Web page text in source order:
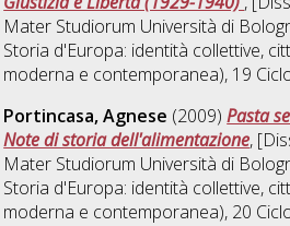
Mater Studiorum Università di
Storia d'Europa: identità collettive,
moderna e contemporanea), 19
Portincasa, Agnese (2009)Pasta
Note di storia dell'alimentazione,
Mater Studiorum Università di
Storia d'Europa: identità collettive,
moderna e contemporanea), 20